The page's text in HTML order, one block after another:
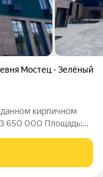
Мостец - Зелёный
Площадь:
районе